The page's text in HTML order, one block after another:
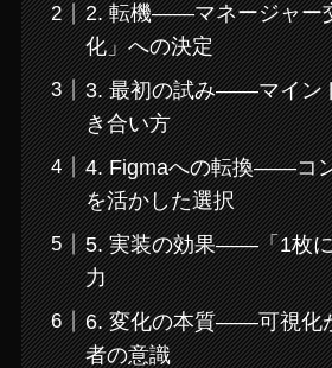
2. 転機——マネージャー
化」への決定
3. 最初の試み——マイン
き合い方
4. Figmaへの転換——コ
を活かした選択
5. 実装の効果——「1枚
力
6. 変化の本質——可視化
者の意識